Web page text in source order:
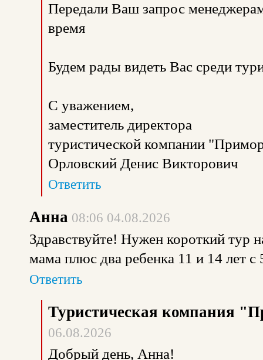
Передали Ваш запрос
время
Будем рады видеть Вас среди
С уважением,
заместитель директора
туристической компании
Орловский Денис Викторович
Ответить
Анна 08:06 04.08.2026
Здравствуйте! Нужен короткий тур
мама плюс два ребенка 11 и 14 лет с
Ответить
Туристическая компания
06.08.2026
Добрый день, Анна!